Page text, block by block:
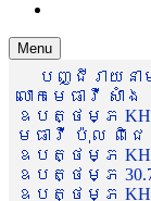
Menu
បញ្ជីរាយនា
លោកមេធាវី ស
ឧបត្ថម្ភ
មេធាវី ប៉ុល ពិជ
ឧបត្ថម្ភ KHR
ឧបត្ថម្ភ
ឧបត្ថម្ភ